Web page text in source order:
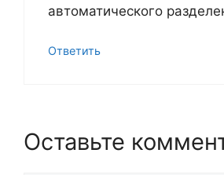
автоматического
Ответить
Оставьте